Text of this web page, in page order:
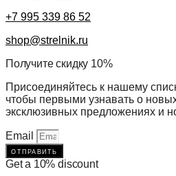
+7 995 339 86 52
shop@strelnik.ru
Получите скидку 10%
Присоединяйтесь к нашему
чтобы первыми узнавать о
эксклюзивных предложениях и
Email
отправить
Get a 10% discount